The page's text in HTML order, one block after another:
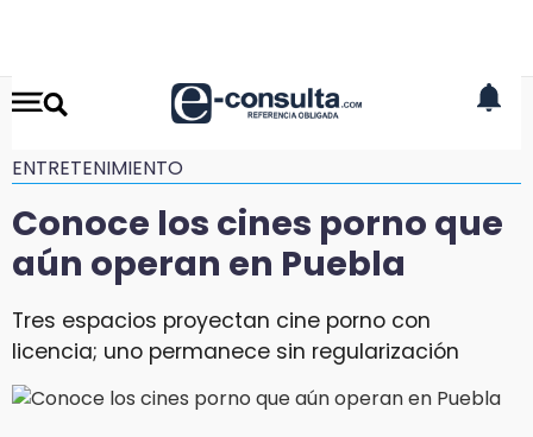
ENTRETENIMIENTO
Conoce los cines porno que
aún operan en Puebla
Tres espacios proyectan cine porno con
licencia; uno permanece sin regularización